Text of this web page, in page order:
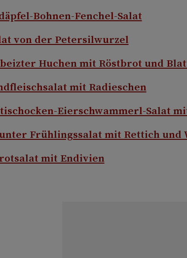
Bohnen-Fenchel-Salat
von der Petersilwurzel
Huchen mit Röstbrot und
mit Radieschen
Eierschwammerl-Salat
Frühlingssalat mit Rettich und
mit Endivien